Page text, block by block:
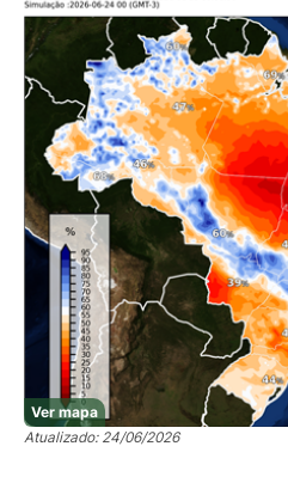
Ver mapa
Atualizado: 24/06/2026